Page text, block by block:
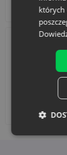
Akcesoria i
Dodaj
których